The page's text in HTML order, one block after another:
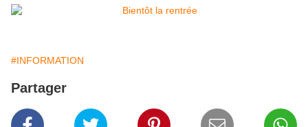
#INFORMATION
Partager